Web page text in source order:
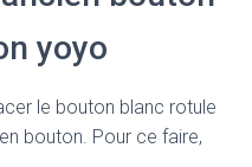
yoyo
le bouton blanc rotule
bouton. Pour ce faire,